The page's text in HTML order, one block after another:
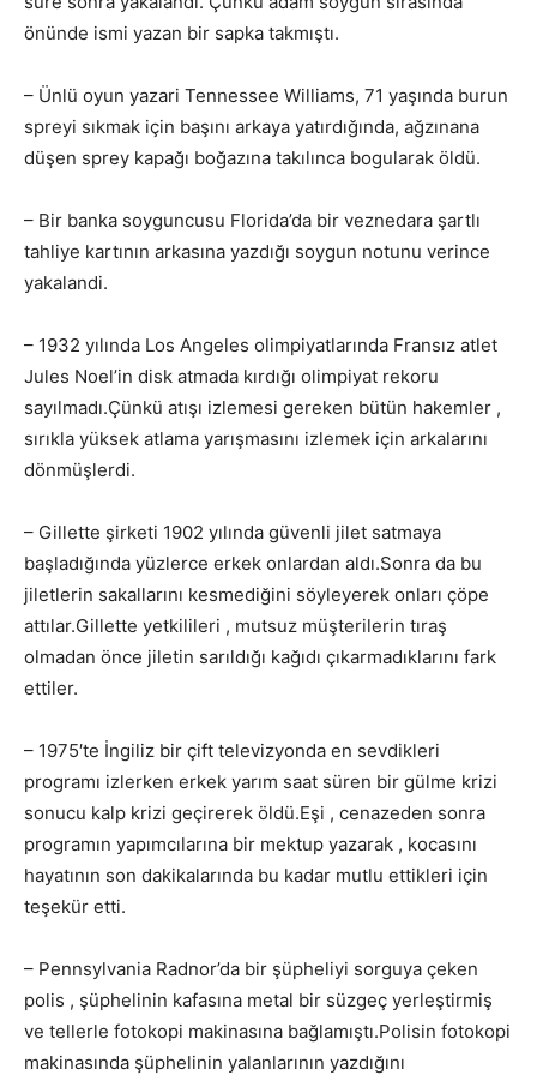
önünde ismi yazan bir sapka takmıştı.
– Ünlü oyun yazari Tennessee Williams, 71 yaşında burun
spreyi sıkmak için başını arkaya yatırdığında, ağzınana
düşen sprey kapağı boğazına takılınca bogularak öldü.
– Bir banka soyguncusu Florida’da bir veznedara şartlı
tahliye kartının arkasına yazdığı soygun notunu verince
yakalandi.
– 1932 yılında Los Angeles olimpiyatlarında Fransız atlet
Jules Noel’in disk atmada kırdığı olimpiyat rekoru
sayılmadı.Çünkü atışı izlemesi gereken bütün hakemler ,
sırıkla yüksek atlama yarışmasını izlemek için arkalarını
dönmüşlerdi.
– Gillette şirketi 1902 yılında güvenli jilet satmaya
başladığında yüzlerce erkek onlardan aldı.Sonra da bu
jiletlerin sakallarını kesmediğini söyleyerek onları çöpe
attılar.Gillette yetkilileri , mutsuz müşterilerin tıraş
olmadan önce jiletin sarıldığı kağıdı çıkarmadıklarını fark
ettiler.
– 1975′te İngiliz bir çift televizyonda en sevdikleri
programı izlerken erkek yarım saat süren bir gülme krizi
sonucu kalp krizi geçirerek öldü.Eşi , cenazeden sonra
programın yapımcılarına bir mektup yazarak , kocasını
hayatının son dakikalarında bu kadar mutlu ettikleri için
teşekür etti.
– Pennsylvania Radnor’da bir şüpheliyi sorguya çeken
polis , şüphelinin kafasına metal bir süzgeç yerleştirmiş
ve tellerle fotokopi makinasına bağlamıştı.Polisin fotokopi
makinasında şüphelinin yalanlarının yazdığını